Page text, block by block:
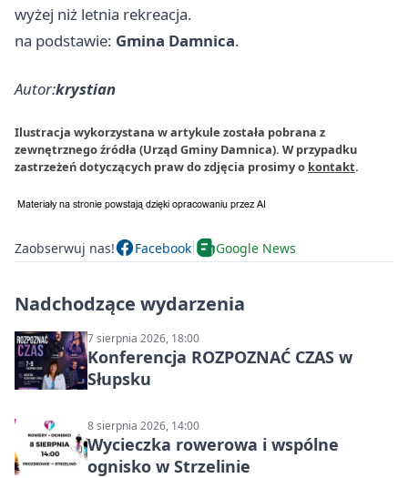
wyżej niż letnia rekreacja.
na podstawie: Gmina Damnica.
Autor:krystian
Ilustracja wykorzystana w artykule została pobrana z
zewnętrznego źródła (Urząd Gminy Damnica). W przypadku
zastrzeżeń dotyczących praw do zdjęcia prosimy o kontakt.
Zaobserwuj nas! Facebook Google News
Nadchodzące wydarzenia
7 sierpnia 2026, 18:00
Konferencja ROZPOZNAĆ CZAS w
Słupsku
8 sierpnia 2026, 14:00
Wycieczka rowerowa i wspólne
ognisko w Strzelinie